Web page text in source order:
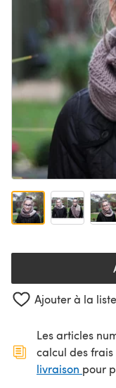
Ajouter à la
Les articles
calcul des
livraison pour